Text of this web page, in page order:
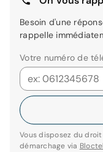
Besoin d'une
rappelle
Votre numéro de
Vous disposez du
démarchage via Bloctel